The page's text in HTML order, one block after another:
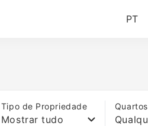
PT
Tipo de Propriedade
Mostrar tudo
Quartos